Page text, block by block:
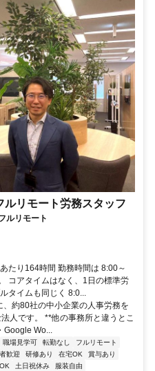
リモート労務スタッフ
ルリモート
たり164時間 勤務時間は 8:00～
コアタイムはなく、1日の標準労
タイムも同じく 8:0...
約80社の中小企業の人事労務を
人です。 **他の事務所と違うとこ
Google Wo...
職場見学可 転勤なし
フルリモート
歓迎 研修あり 在宅OK
賞与あり
土日祝休み 服装自由